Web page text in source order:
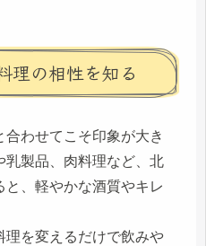
理の相性を知る
わせてこそ印象が大き
乳製品、肉料理など、北
、軽やかな酒質やキレ
理を変えるだけで飲みや